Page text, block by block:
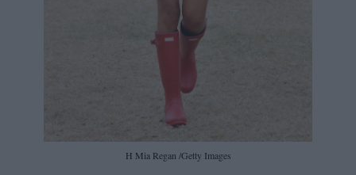
H Mia Regan /Getty Images